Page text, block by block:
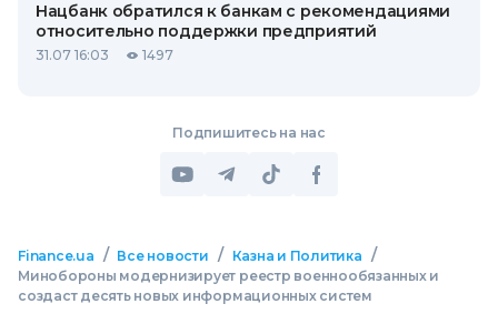
Нацбанк обратился к банкам с рекомендациями
относительно поддержки предприятий
31.07 16:03 1497
Подпишитесь на нас
Finance.ua / Все новости / Казна и Политика /
Минобороны модернизирует реестр военнообязанных и
создаст десять новых информационных систем